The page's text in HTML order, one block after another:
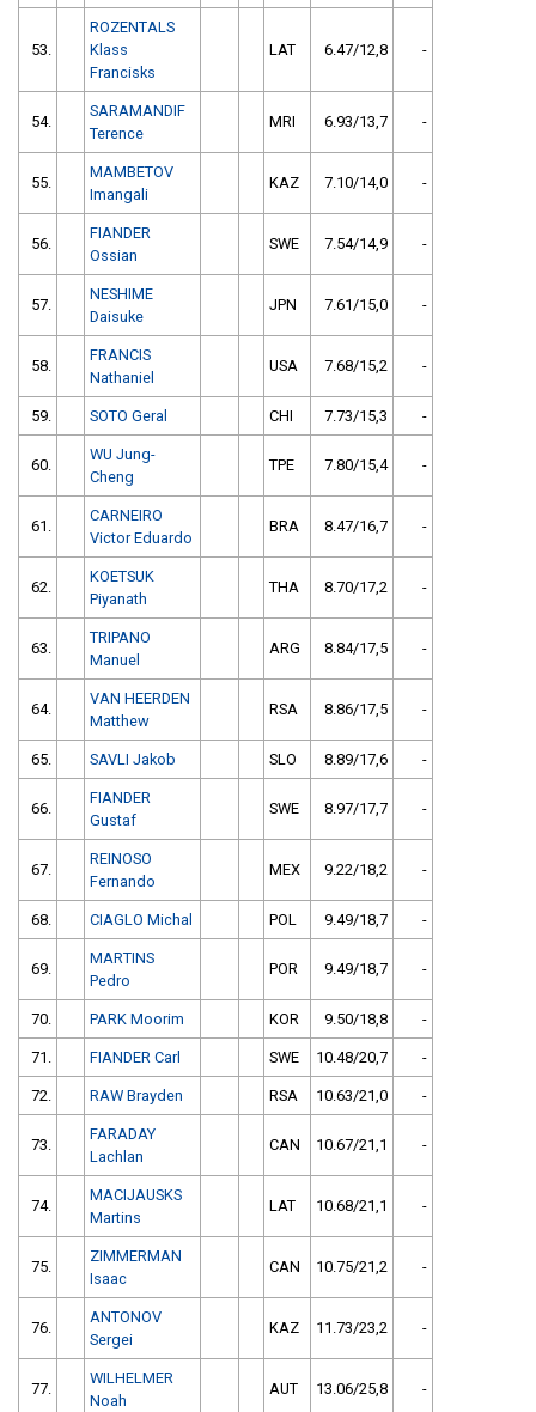
53.
ROZENTALS
Klass
Francisks
LAT 6.47/12,8 -
54.
SARAMANDIF
Terence
MRI 6.93/13,7 -
55.
MAMBETOV
Imangali
KAZ 7.10/14,0 -
56.
FIANDER
Ossian
SWE 7.54/14,9 -
57.
NESHIME
Daisuke
JPN 7.61/15,0 -
58.
FRANCIS
Nathaniel
USA 7.68/15,2 -
59. SOTO Geral CHI 7.73/15,3 -
60.
WU Jung-
Cheng
TPE 7.80/15,4 -
61.
CARNEIRO
Victor Eduardo
BRA 8.47/16,7 -
62.
KOETSUK
Piyanath
THA 8.70/17,2 -
63.
TRIPANO
Manuel
ARG 8.84/17,5 -
64.
VAN HEERDEN
Matthew
RSA 8.86/17,5 -
65. SAVLI Jakob SLO 8.89/17,6 -
66.
FIANDER
Gustaf
SWE 8.97/17,7 -
67.
REINOSO
Fernando
MEX 9.22/18,2 -
68. CIAGLO Michal POL 9.49/18,7 -
69.
MARTINS
Pedro
POR 9.49/18,7 -
70. PARK Moorim KOR 9.50/18,8 -
71. FIANDER Carl SWE 10.48/20,7 -
72. RAW Brayden RSA 10.63/21,0 -
73.
FARADAY
Lachlan
CAN 10.67/21,1 -
74.
MACIJAUSKS
Martins
LAT 10.68/21,1 -
75.
ZIMMERMAN
Isaac
CAN 10.75/21,2 -
76.
ANTONOV
Sergei
KAZ 11.73/23,2 -
77.
WILHELMER
Noah
AUT 13.06/25,8 -